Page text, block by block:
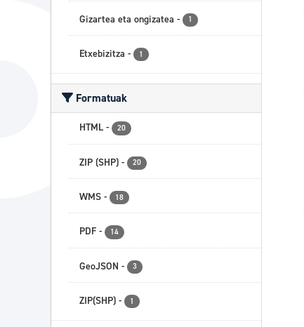
Gizartea eta ongizatea - 1
Etxebizitza - 1
Formatuak
HTML - 20
ZIP (SHP) - 20
WMS - 18
PDF - 14
GeoJSON - 3
ZIP(SHP) - 1